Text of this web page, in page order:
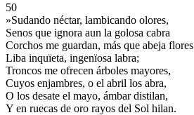
50
»Sudando néctar, lambicando olores,
Senos que ignora aun la golosa cabra
Corchos me guardan, más que abeja flores
Liba inquïeta, ingenïosa labra;
Troncos me ofrecen árboles mayores,
Cuyos enjambres, o el abril los abra,
O los desate el mayo, ámbar distilan,
Y en ruecas de oro rayos del Sol hilan.